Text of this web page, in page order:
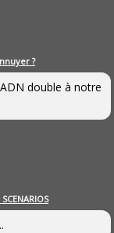
?
double à notre